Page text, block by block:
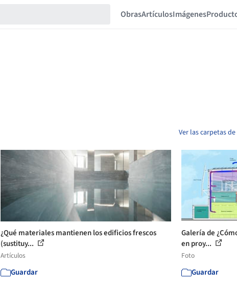
ObrasArtículosImágenes
Ver las carpetas
¿Qué materiales mantienen los edificios frescos
(sustituy...
Artículos
Guardar
Galería de
en proy...
Foto
Guardar